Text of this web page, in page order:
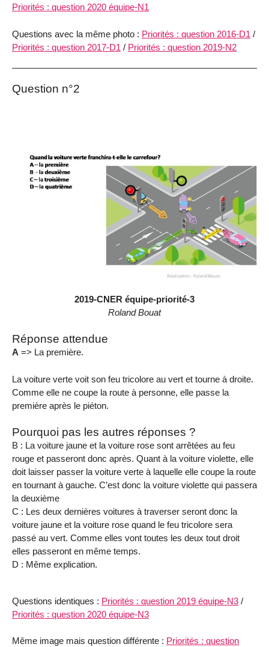
Priorités : question 2020 équipe-N1
Questions avec la même photo : Priorités : question 2016-D1 /
Priorités : question 2017-D1 / Priorités : question 2019-N2
Question n°2
2019-CNER équipe-priorité-3
Roland Bouat
Réponse attendue
A => La première.
La voiture verte voit son feu tricolore au vert et tourne à droite.
Comme elle ne coupe la route à personne, elle passe la
première après le piéton.
Pourquoi pas les autres réponses ?
B : La voiture jaune et la voiture rose sont arrêtées au feu
rouge et passeront donc après. Quant à la voiture violette, elle
doit laisser passer la voiture verte à laquelle elle coupe la route
en tournant à gauche. C’est donc la voiture violette qui passera
la deuxième
C : Les deux dernières voitures à traverser seront donc la
voiture jaune et la voiture rose quand le feu tricolore sera
passé au vert. Comme elles vont toutes les deux tout droit
elles passeront en même temps.
D : Même explication.
Questions identiques : Priorités : question 2019 équipe-N3 /
Priorités : question 2020 équipe-N3
Même image mais question différente : Priorités : question